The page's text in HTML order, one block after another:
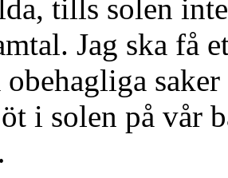
tills solen
Jag ska få
i solen på vår